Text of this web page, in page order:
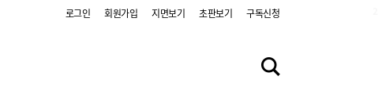
로그인 회원가입 지면보기 초판보기 구독신청